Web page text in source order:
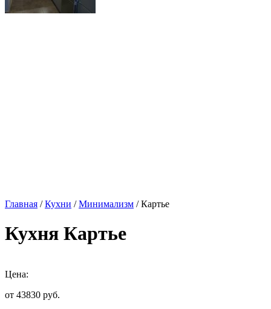
Главная /Кухни /Минимализм / Картье
Кухня Картье
Цена:
от 43830 руб.